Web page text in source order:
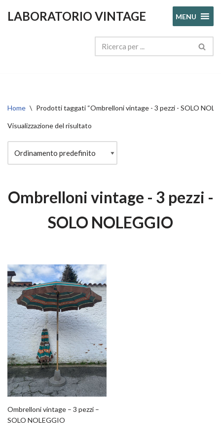
LABORATORIO VINTAGE MENU
Home \ Prodotti taggati “Ombrelloni vintage - 3 pezzi - SOLO
Visualizzazione del risultato
Ombrelloni vintage - 3 pezzi -
SOLO NOLEGGIO
Ombrelloni vintage – 3 pezzi –
SOLO NOLEGGIO